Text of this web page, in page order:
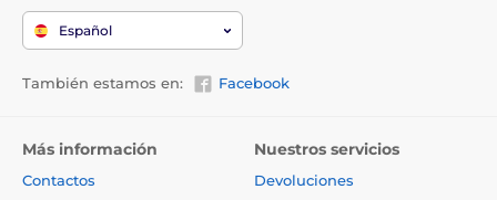
Español
También estamos en: Facebook
Más información
Contactos
Nuestros servicios
Devoluciones